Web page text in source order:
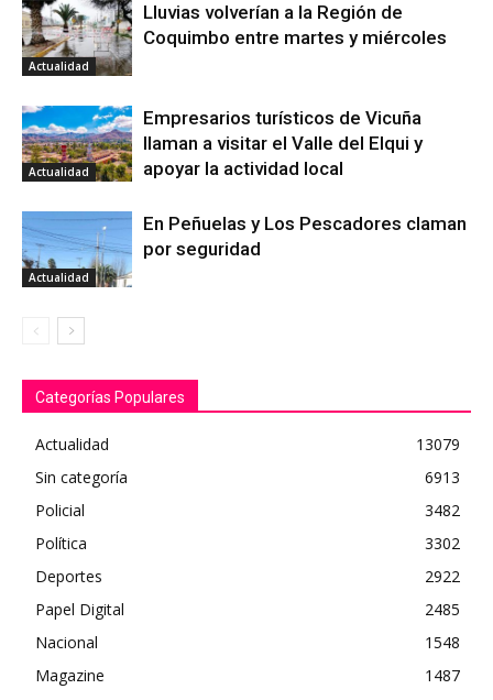
Actualidad
Lluvias volverían a la Región de
Coquimbo entre martes y miércoles
Actualidad
Empresarios turísticos de Vicuña
llaman a visitar el Valle del Elqui y
apoyar la actividad local
Actualidad
En Peñuelas y Los Pescadores claman
por seguridad
Categorías Populares
Actualidad
13079
Sin categoría
6913
Policial
3482
Política
3302
Deportes
2922
Papel Digital
2485
Nacional
1548
Magazine
1487